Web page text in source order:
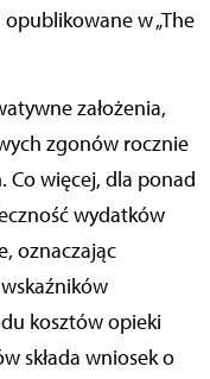
w „The
założenia,
zgonów rocznie
więcej, dla ponad
wydatków
oznaczając
kosztów opieki
składa wniosek o